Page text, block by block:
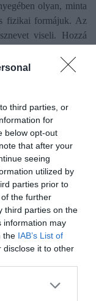
third parties, or
for
below opt-out
that after your
seeing
utilized by
parties prior to
the further
third parties on the
information may
the IAB’s List of
disclose it to other
or more Google
olyan, minta
fizikai formájuk. Az
viseli. Hozzá
statikus dolgokat
6,6 millió dollárért
le tudom tölteni, egy
Sajnáljuk,
hamisíthatják, itt is
pontosan meg
és az kinél
videó390 ezer
dollárért. De
általuk Youtube-ra
bonyolódna, ezt a